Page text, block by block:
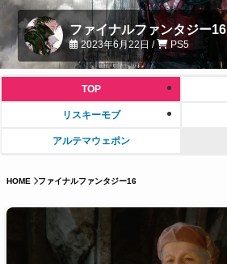
ファイナルファンタジー16
2023年6月22日 / PS5
TOP
リスキーモブ
アルテマウェポン
HOME ファイナルファンタジー16